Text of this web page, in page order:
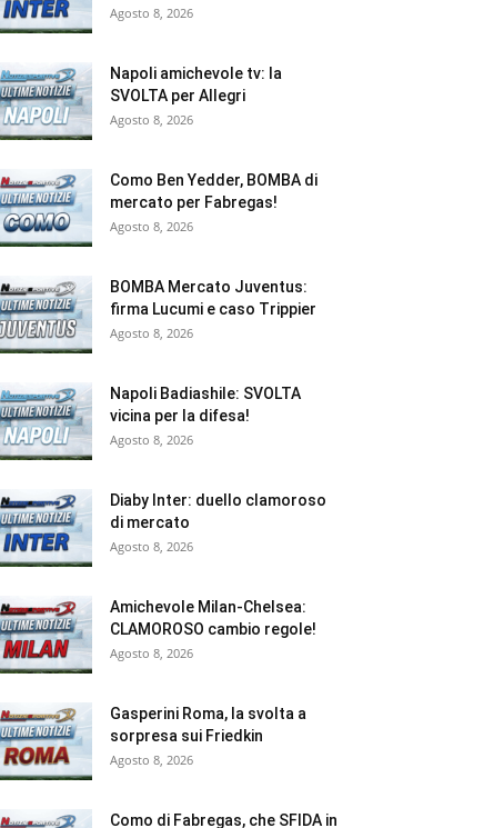
Agosto 8, 2026
Napoli amichevole tv: la
SVOLTA per Allegri
Agosto 8, 2026
Como Ben Yedder, BOMBA di
mercato per Fabregas!
Agosto 8, 2026
BOMBA Mercato Juventus:
firma Lucumi e caso Trippier
Agosto 8, 2026
Napoli Badiashile: SVOLTA
vicina per la difesa!
Agosto 8, 2026
Diaby Inter: duello clamoroso
di mercato
Agosto 8, 2026
Amichevole Milan-Chelsea:
CLAMOROSO cambio regole!
Agosto 8, 2026
Gasperini Roma, la svolta a
sorpresa sui Friedkin
Agosto 8, 2026
Como di Fabregas, che SFIDA in